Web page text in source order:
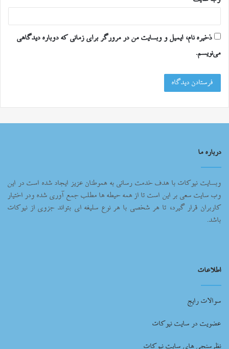
ذخیره نام، ایمیل و وبسایت من در مرورگر برای زمانی که دوباره دیدگاهی
می‌نویسم.
درباره ما
وبسایت نیوکات با هدف خدمت رسانی به هموطنان عزیز ایجاد شده است در این
وب سایت سعی بر این است تا از همه حیطه ها مطلب جمع آوری شده ودر اختیار
کاربران قرار گیرد، تا هر شخصی با هر نوع سلیغه ای بتواند جزوی از نیوکات
باشد.
اطلاعات
سوالات رایج
عضویت در سایت نیوکات
نظرسنجی های سایت نیوکات